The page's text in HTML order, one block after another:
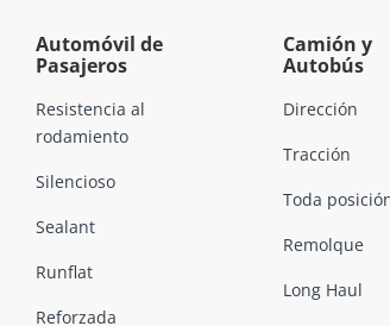
Automóvil de
Pasajeros
Resistencia al
rodamiento
Silencioso
Sealant
Runflat
Reforzada
Camión y
Autobús
Dirección
Tracción
Toda
Remolque
Long Haul